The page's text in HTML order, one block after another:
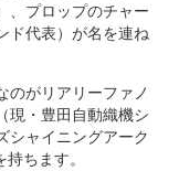
、プロップのチャー
ド代表）が名を連ね
がリアリーファノ
現・豊田自動織機シ
シャイニングアーク
ちます。